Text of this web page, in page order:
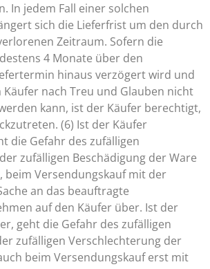
In jedem Fall einer solchen
sich die Lieferfrist um den durch
Zeitraum. Sofern die
4 Monate über den
hinaus verzögert wird und
Käufer nach Treu und Glauben nicht
kann, ist der Käufer berechtigt,
(6) Ist der Käufer
die Gefahr des zufälligen
zufälligen Beschädigung der Ware
beim Versendungskauf mit der
an das beauftragte
auf den Käufer über. Ist der
geht die Gefahr des zufälligen
zufälligen Verschlechterung der
beim Versendungskauf erst mit